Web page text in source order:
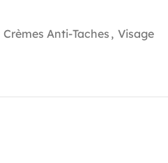
Crèmes Anti-Taches , Visage